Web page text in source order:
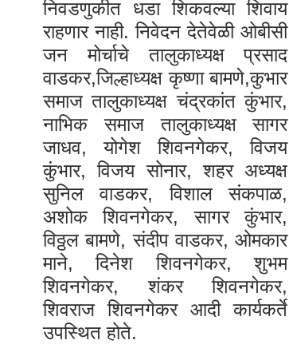
निवडणुकीत धडा शिकवल्या शिवाय
राहणार नाही. निवेदन देतेवेळी ओबीसी
जन मोर्चाचे तालुकाध्यक्ष प्रसाद
वाडकर,जिल्हाध्यक्ष कृष्णा बामणे,कुभार
समाज तालुकाध्यक्ष चंद्रकांत कुंभार,
नाभिक समाज तालुकाध्यक्ष सागर
जाधव, योगेश शिवनगेकर, विजय
कुंभार, विजय सोनार, शहर अध्यक्ष
सुनिल वाडकर, विशाल संकपाळ,
अशोक शिवनगेकर, सागर कुंभार,
विठ्ठल बामणे, संदीप वाडकर, ओमकार
माने, दिनेश शिवनगेकर, शुभम
शिवनगेकर, शंकर शिवनगेकर,
शिवराज शिवनगेकर आदी कार्यकर्ते
उपस्थित होते.